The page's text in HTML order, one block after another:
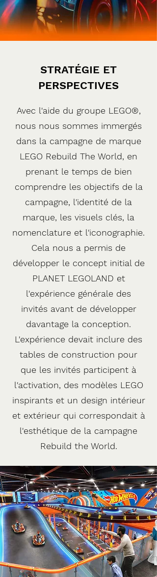
STRATÉGIE ET
PERSPECTIVES
Avec l'aide du groupe LEGO®,
nous nous sommes immergés
dans la campagne de marque
LEGO Rebuild The World, en
prenant le temps de bien
comprendre les objectifs de la
campagne, l'identité de la
marque, les visuels clés, la
nomenclature et l'iconographie.
Cela nous a permis de
développer le concept initial de
PLANET LEGOLAND et
l'expérience générale des
invités avant de développer
davantage la conception.
L'expérience devait inclure des
tables de construction pour
que les invités participent à
l'activation, des modèles LEGO
inspirants et un design intérieur
et extérieur qui correspondait à
l'esthétique de la campagne
Rebuild the World.